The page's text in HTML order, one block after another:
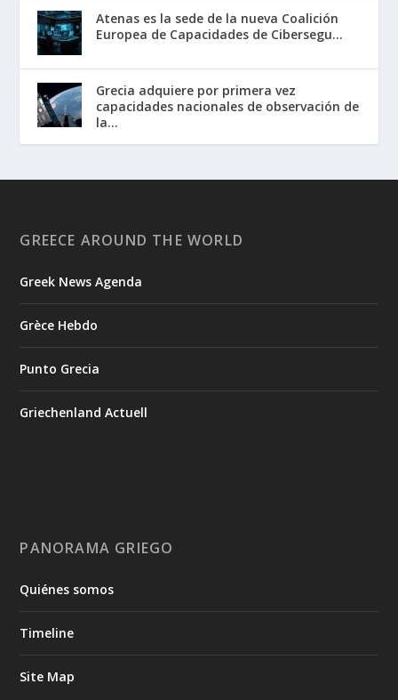
Atenas es la sede de la nueva Coalición
Europea de Capacidades de Cibersegu...
Grecia adquiere por primera vez
capacidades nacionales de observación de
la...
GREECE AROUND THE WORLD
Greek News Agenda
Grèce Hebdo
Punto Grecia
Griechenland Actuell
PANORAMA GRIEGO
Quiénes somos
Timeline
Site Map